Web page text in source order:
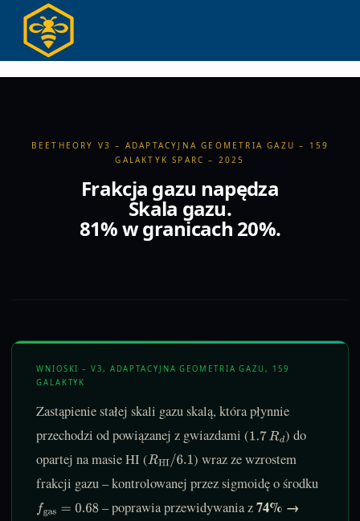
content
BEETHEORY V3 – ADAPTACYJNA GEOMETRIA GAZU – 159
GALAKTYK SPARC – 2025
Frakcja gazu napędza
Skala gazu.
81% w granicach 20%.
WNIOSKI – V3, ADAPTACYJNA GEOMETRIA GAZU, 159
GALAKTYK
Zastąpienie stałej skali gazu skalą, która płynnie
przechodzi od powiązanej z gwiazdami (1.7Rd ) do
opartej na masie HI (RHI/6.1) wraz ze wzrostem
frakcji gazu – kontrolowanej przez sigmoidę o środku
fgas =0.68 – poprawia przewidywania z74% →